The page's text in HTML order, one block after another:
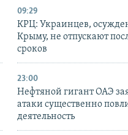
09:29
КРЦ: Украинцев,
Крыму, не отпускают
сроков
23:00
Нефтяной гигант ОАЭ
атаки существенно
деятельность